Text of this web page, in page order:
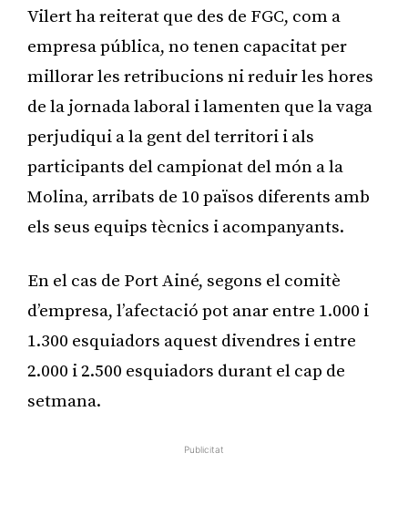
Vilert ha reiterat que des de FGC, com a
empresa pública, no tenen capacitat per
millorar les retribucions ni reduir les hores
de la jornada laboral i lamenten que la vaga
perjudiqui a la gent del territori i als
participants del campionat del món a la
Molina, arribats de 10 països diferents amb
els seus equips tècnics i acompanyants.
En el cas de Port Ainé, segons el comitè
d’empresa, l’afectació pot anar entre 1.000 i
1.300 esquiadors aquest divendres i entre
2.000 i 2.500 esquiadors durant el cap de
setmana.
Publicitat